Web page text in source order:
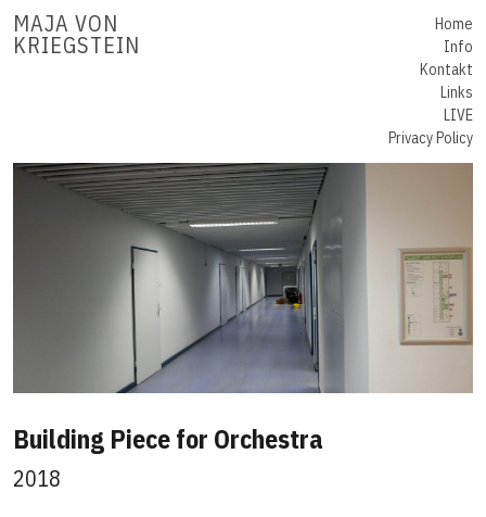
MAJA VON
KRIEGSTEIN
Home
Info
Kontakt
Links
LIVE
Privacy Policy
Building Piece for Orchestra
2018